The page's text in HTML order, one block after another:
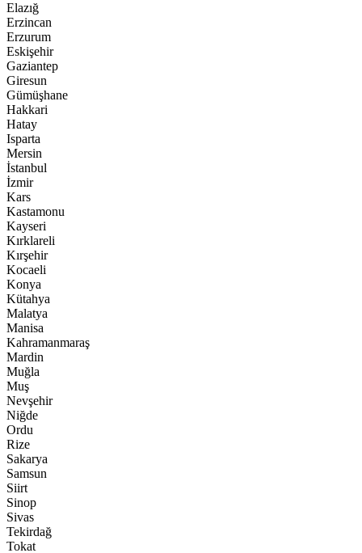
Elazığ
Erzincan
Erzurum
Eskişehir
Gaziantep
Giresun
Gümüşhane
Hakkari
Hatay
Isparta
Mersin
İstanbul
İzmir
Kars
Kastamonu
Kayseri
Kırklareli
Kırşehir
Kocaeli
Konya
Kütahya
Malatya
Manisa
Kahramanmaraş
Mardin
Muğla
Muş
Nevşehir
Niğde
Ordu
Rize
Sakarya
Samsun
Siirt
Sinop
Sivas
Tekirdağ
Tokat